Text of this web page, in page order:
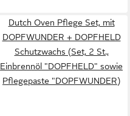
Dutch Oven Pflege Set, mit
DOPFWUNDER + DOPFHELD
Schutzwachs (Set, 2 St.,
Einbrennöl "DOPFHELD" sowie
Pflegepaste "DOPFWUNDER)